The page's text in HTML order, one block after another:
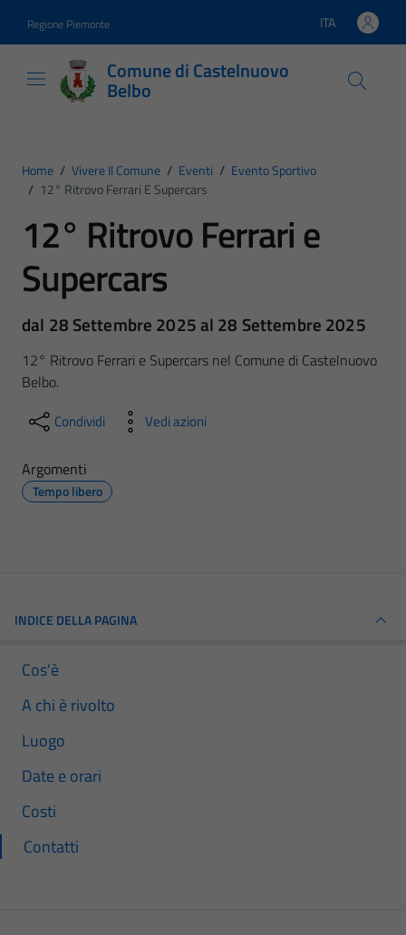
Regione Piemonte Lingua attiva:
ITA
Comune di Castelnuovo
Belbo
Home / Vivere Il Comune / Eventi / Evento Sportivo
/ 12° Ritrovo Ferrari E Supercars
12° Ritrovo Ferrari e
Supercars
dal 28 Settembre 2025 al 28 Settembre 2025
12° Ritrovo Ferrari e Supercars nel Comune di Castelnuovo
Belbo.
Condividi Vedi azioni
Argomenti
Tempo libero
INDICE DELLA PAGINA
Cos'è
A chi è rivolto
Luogo
Date e orari
Costi
Contatti